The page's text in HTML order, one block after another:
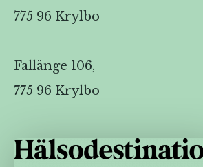
775 96 Krylbo
Fallänge 106,
775 96 Krylbo